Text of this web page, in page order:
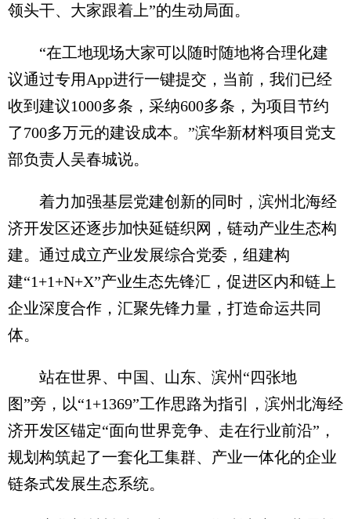
领头干、大家跟着上”的生动局面。
“在工地现场大家可以随时随地将合理化建
议通过专用App进行一键提交，当前，我们已经
收到建议1000多条，采纳600多条，为项目节约
了700多万元的建设成本。”滨华新材料项目党支
部负责人吴春城说。
着力加强基层党建创新的同时，滨州北海经
济开发区还逐步加快延链织网，链动产业生态构
建。通过成立产业发展综合党委，组建构
建“1+1+N+X”产业生态先锋汇，促进区内和链上
企业深度合作，汇聚先锋力量，打造命运共同
体。
站在世界、中国、山东、滨州“四张地
图”旁，以“1+1369”工作思路为指引，滨州北海经
济开发区锚定“面向世界竞争、走在行业前沿”，
规划构筑起了一套化工集群、产业一体化的企业
链条式发展生态系统。